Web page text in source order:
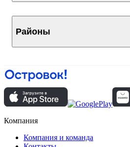
Районы
Компания
Компания и команда